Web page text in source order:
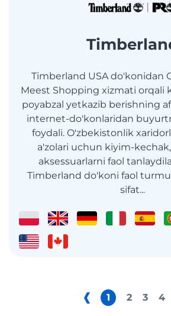
Timberland USA do'konidan
Meest Shopping xizmati orqali
poyabzal yetkazib berishning
internet-do'konlaridan
foydali. O'zbekistonlik
a'zolari uchun kiyim-
aksessuarlarni faol
Timberland do'koni faol
sifat...
1 2 3 4